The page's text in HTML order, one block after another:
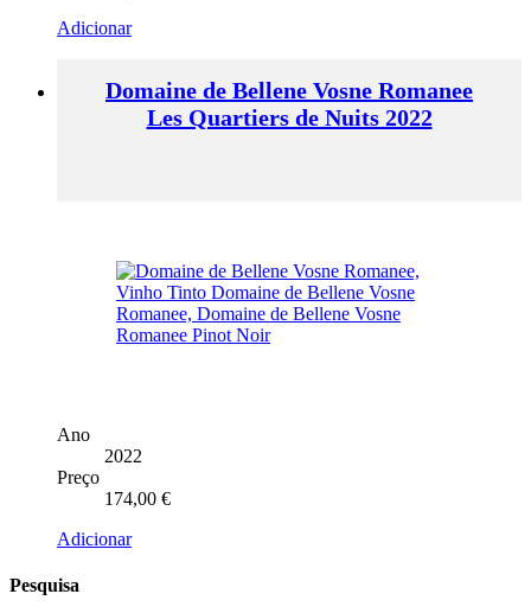
Adicionar
Domaine de Bellene Vosne Romanee
Les Quartiers de Nuits 2022
Ano
2022
Preço
174,00 €
Adicionar
Pesquisa